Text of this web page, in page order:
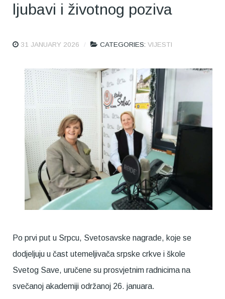
ljubavi i životnog poziva
31 JANUARY 2026 CATEGORIES: VIJESTI
Po prvi put u Srpcu, Svetosavske nagrade, koje se
dodjeljuju u čast utemeljivača srpske crkve i škole
Svetog Save, uručene su prosvjetnim radnicima na
svečanoj akademiji održanoj 26. januara.